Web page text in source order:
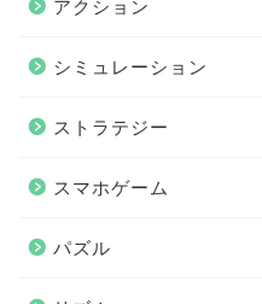
アクション
シミュレーション
ストラテジー
スマホゲーム
パズル